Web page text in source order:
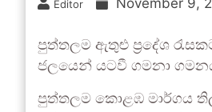
Editor November 9,
පුත්තලම ඇතුළු ප්‍රදේශ
ජලයෙන් යටවී ගමනා
පුත්තලම කොළඹ මාර්ගය